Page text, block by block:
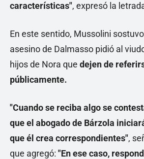
características", expresó la
En este sentido, Mussolini
asesino de Dalmasso pidió al
hijos de Nora que dejen de
públicamente.
"Cuando se reciba algo se
que el abogado de Bárzola
que él crea correspondientes",
que agregó: "En ese caso,